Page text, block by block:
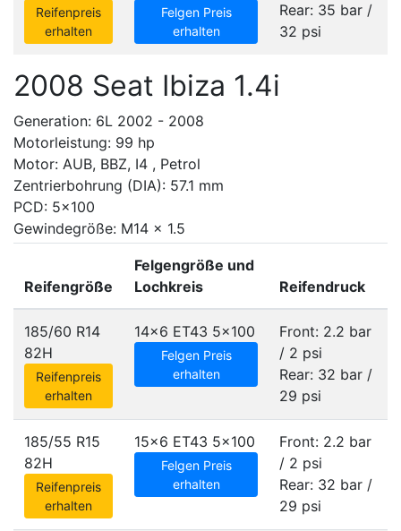
Reifenpreis
erhalten
Felgen Preis
erhalten
Rear: 35 bar /
32 psi
2008 Seat Ibiza 1.4i
Generation: 6L 2002 - 2008
Motorleistung: 99 hp
Motor: AUB, BBZ, I4 , Petrol
Zentrierbohrung (DIA): 57.1 mm
PCD: 5x100
Gewindegröße: M14 x 1.5
Reifengröße
Felgengröße und
Lochkreis
Reifendruck
185/60 R14
82H
Reifenpreis
erhalten
14x6 ET43 5x100
Felgen Preis
erhalten
Front: 2.2 bar
/ 2 psi
Rear: 32 bar /
29 psi
185/55 R15
82H
Reifenpreis
erhalten
15x6 ET43 5x100
Felgen Preis
erhalten
Front: 2.2 bar
/ 2 psi
Rear: 32 bar /
29 psi